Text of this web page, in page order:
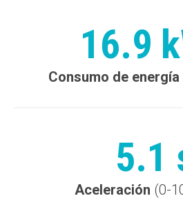
16.9
Consumo de energía
5.1
Aceleración (0-